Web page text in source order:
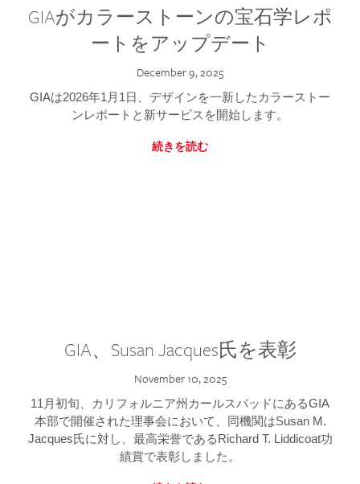
GIAがカラーストーンの宝石学レポ
ートをアップデート
December 9, 2025
GIAは2026年1月1日、デザインを一新したカラーストー
ンレポートと新サービスを開始します。
続きを読む
GIA、Susan Jacques氏を表彰
November 10, 2025
11月初旬、カリフォルニア州カールスバッドにあるGIA
本部で開催された理事会において、同機関はSusan M.
Jacques氏に対し、最高栄誉であるRichard T. Liddicoat功
績賞で表彰しました。